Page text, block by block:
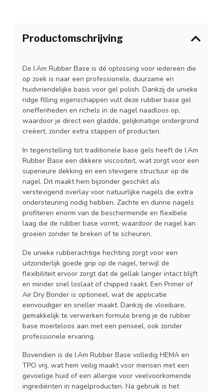
Productomschrijving
De I.Am Rubber Base is dé oplossing voor iedereen die
op zoek is naar een professionele, duurzame en
huidvriendelijke basis voor gel polish. Dankzij de unieke
ridge filling eigenschappen vult deze rubber base gel
oneffenheden en richels in de nagel naadloos op,
waardoor je direct een gladde, gelijkmatige ondergrond
creëert, zonder extra stappen of producten.
In tegenstelling tot traditionele base gels heeft de I.Am
Rubber Base een dikkere viscositeit, wat zorgt voor een
superieure dekking en een stevigere structuur op de
nagel. Dit maakt hem bijzonder geschikt als
verstevigend overlay voor natuurlijke nagels die extra
ondersteuning nodig hebben. Zachte en dunne nagels
profiteren enorm van de beschermende en flexibele
laag die de rubber base vormt, waardoor de nagel kan
groeien zonder te breken of te scheuren.
De unieke rubberachtige hechting zorgt voor een
uitzonderlijk goede grip op de nagel, terwijl de
flexibiliteit ervoor zorgt dat de gellak langer intact blijft
en minder snel loslaat of chipped raakt. Een Primer of
Air Dry Bonder is optioneel, wat de applicatie
eenvoudiger en sneller maakt. Dankzij de vloeibare,
gemakkelijk te verwerken formule breng je de rubber
base moeiteloos aan met een penseel, ook zonder
professionele ervaring.
Bovendien is de I.Am Rubber Base volledig HEMA en
TPO vrij, wat hem veilig maakt voor mensen met een
gevoelige huid of een allergie voor veelvoorkomende
ingrediënten in nagelproducten. Na gebruik is het